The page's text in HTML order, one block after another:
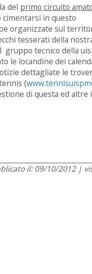
del primo circuito
in questo
organizzate sul
tesserati della
tecnico della
le locandine dei
dettagliate le
(
di questa ed altre
il: 09/10/2012 |